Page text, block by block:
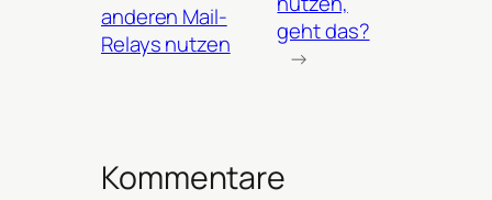
anderen Mail-
Relays nutzen
geht das?
→
Kommentare